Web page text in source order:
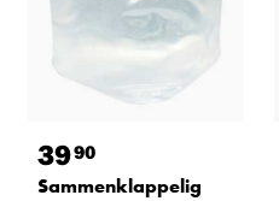
3990
Sammenklappelig